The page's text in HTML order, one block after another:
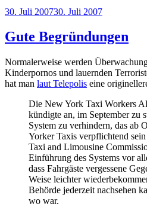
Veröffentlicht
30. Juli 200730. Juli 2007
Gute Begründungen
Normalerweise werden
Kinderpornos und lauernden
hat man laut Telepolis eine
Die New York Taxi Workers
kündigte an, im September zu
System zu verhindern, das ab
Yorker Taxis verpflichtend
Taxi and Limousine
Einführung des Systems vor
dass Fahrgäste vergessene
Weise leichter
Behörde jederzeit nachsehen
wo war.